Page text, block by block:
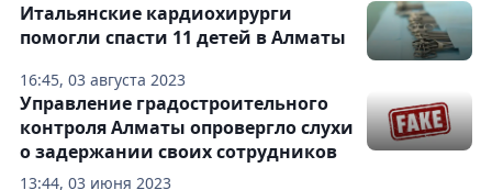
16:45, 03 августа 2023
Итальянские кардиохирурги
помогли спасти 11 детей в Алматы
13:44, 03 июня 2023
Управление градостроительного
контроля Алматы опровергло слухи
о задержании своих сотрудников